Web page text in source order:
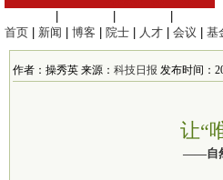
首页
新闻 博客 院士 人才 会议 基
作者：操秀英 来源： 科技日报 发布时间：
让“
——自